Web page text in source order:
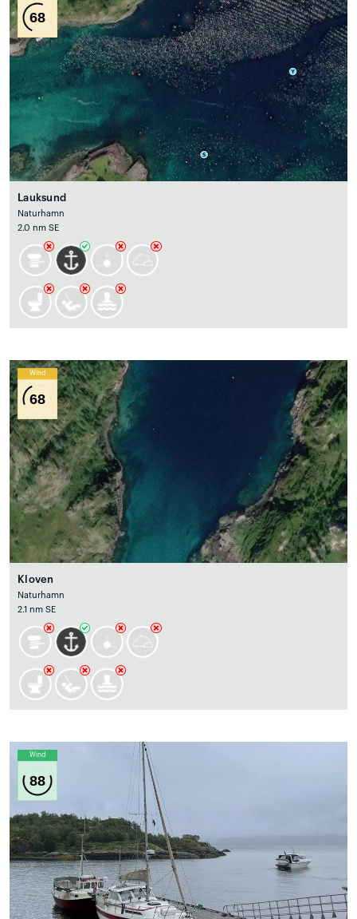
68
Lauksund
Naturhamn
2.0 nm SE
Wind
68
Kloven
Naturhamn
2.1 nm SE
Wind
88